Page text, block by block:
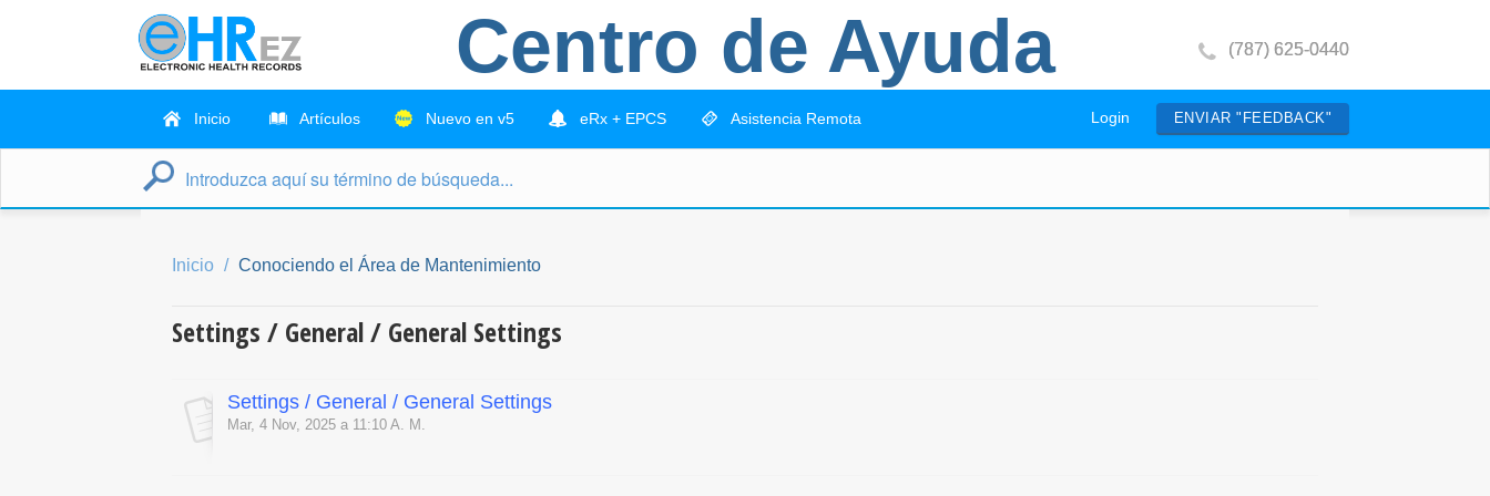
Centro de Ayuda (787) 625-0440
Inicio Artículos Nuevo en v5 eRx + EPCS Asistencia Remota Login ENVIAR "FEEDBACK"
Inicio Conociendo el Área de Mantenimiento
Settings / General / General Settings
Settings / General / General Settings
Mar, 4 Nov, 2025 a 11:10 A. M.